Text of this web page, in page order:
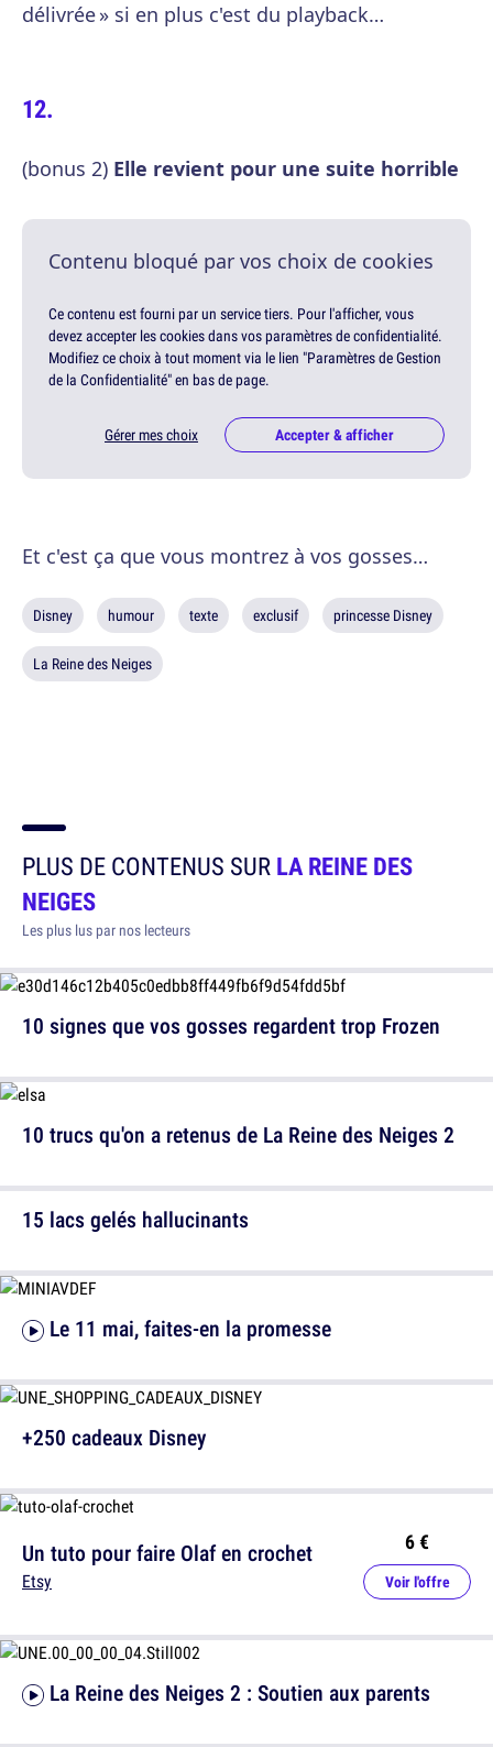
délivrée » si en plus c'est du playback…
(bonus 2) Elle revient pour une suite horrible
Contenu bloqué par vos choix de cookies
Ce contenu est fourni par un service tiers. Pour l'afficher, vous
devez accepter les cookies dans vos paramètres de confidentialité.
Modifiez ce choix à tout moment via le lien "Paramètres de Gestion
de la Confidentialité" en bas de page.
Gérer mes choix Accepter & afficher
Et c'est ça que vous montrez à vos gosses…
Disney humour texte exclusif princesse Disney
La Reine des Neiges
PLUS DE CONTENUS SURLA REINE DES
NEIGES
Les plus lus par nos lecteurs
10 signes que vos gosses regardent trop Frozen
Le 11 mai, faites-en la promesse
Un tuto pour faire Olaf en crochet
Etsy
6 €
Voir l'offre
10 trucs qu'on a retenus de La Reine des Neiges 2
15 lacs gelés hallucinants
+250 cadeaux Disney
La Reine des Neiges 2 : Soutien aux parents